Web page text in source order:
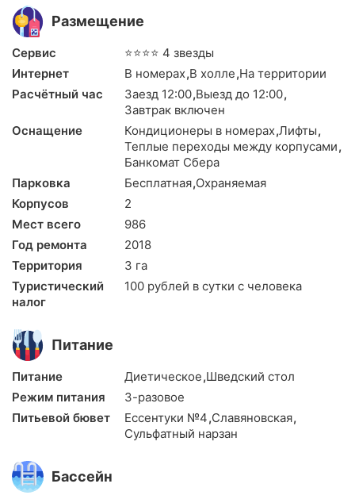
Размещение
Сервис
⭐⭐⭐⭐ 4 звезды
Интернет
В номерах,В холле,На территории
Расчётный час
Заезд 12:00,Выезд до 12:00,
Завтрак включен
Оснащение
Кондиционеры в номерах,Лифты,
Теплые переходы между корпусами,
Банкомат Сбера
Парковка
Бесплатная,Охраняемая
Корпусов
2
Мест всего
986
Год ремонта
2018
Территория
3 га
Туристический
налог
100 рублей в сутки с человека
Питание
Питание Диетическое,Шведский стол
Режим питания
3-разовое
Питьевой бювет
Ессентуки №4,Славяновская,
Сульфатный нарзан
Бассейн